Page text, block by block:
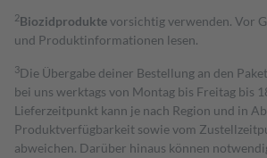
2Biozidproduktevorsichtig verwenden. Vor
und Produktinformationen lesen.
3Die Übergabe deiner Bestellung an den
bei uns werktags von Montag bis Freitag bis
Lieferzeitpunkt kann je nach Region und in
Produktverfügbarkeit sowie vom
abweichen. Darüber hinaus können